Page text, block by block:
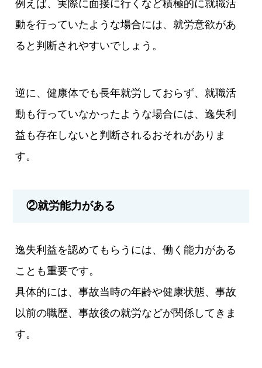
例えば、実際に面接に行くなど積極的に就職活
動を行っていたような場合には、就労意欲があ
ると判断されやすいでしょう。
逆に、健康体でも長年就労しておらず、就職活
動も行っていなかったような場合には、逸失利
益も存在しないと判断されるおそれがありま
す。
②就労能力がある
逸失利益を認めてもらうには、働く能力がある
ことも重要です。
具体的には、事故当時の年齢や健康状態、事故
以前の職歴、事故後の就労などが関係してきま
す。